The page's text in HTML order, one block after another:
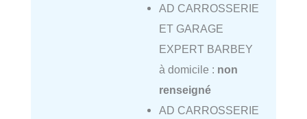
AD CARROSSERIE
ET GARAGE
EXPERT BARBEY
à domicile : non
renseigné
AD CARROSSERIE